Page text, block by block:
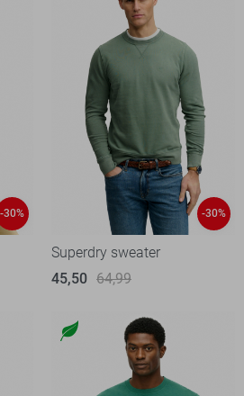
-30% -30%
Superdry sweater
45,50 64,99